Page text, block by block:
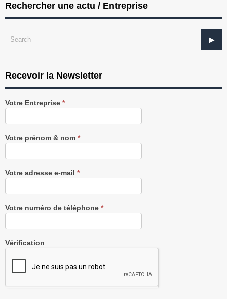
Rechercher une actu / Entreprise
Recevoir la Newsletter
Recevez
notre
gratuitement
Votre Entreprise *
Votre prénom & nom *
Votre adresse e-mail *
Votre numéro de téléphone *
Vérification